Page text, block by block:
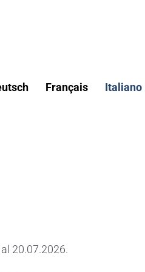
Français Italiano
20.07.2026.